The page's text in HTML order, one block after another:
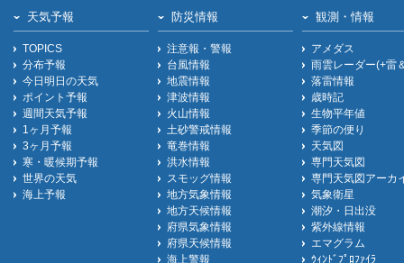
天気予報
TOPICS
分布予報
今日明日の天気
ポイント予報
週間天気予報
1ヶ月予報
3ヶ月予報
寒・暖候期予報
世界の天気
海上予報
防災情報
注意報・警報
台風情報
地震情報
津波情報
火山情報
土砂警戒情報
竜巻情報
洪水情報
スモッグ情報
地方気象情報
地方天候情報
府県気象情報
府県天候情報
海上警報
観測・情報
アメダス
雨雲レーダー(+雷
落雷情報
歳時記
生物平年値
季節の便り
天気図
専門天気図
専門天気図アーカ
気象衛星
潮汐・日出没
紫外線情報
エマグラム
ｳｨﾝﾄﾞﾌﾟﾛﾌｧｲﾗ